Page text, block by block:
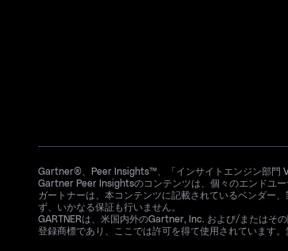
Gartner®、Peer Insights™、「インサイトエンジン部門
Gartner Peer Insightsのコンテンツは、個々のエンドユ
ガートナーは、本コンテンツに記載されているベンダー
ず、いかなる保証も行いません。
GARTNERは、米国内外のGartner, Inc. および/またはそ
登録商標であり、ここでは許可を得て使用されています。